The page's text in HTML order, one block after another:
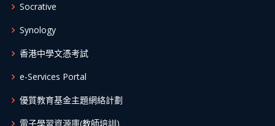
Socrative
Synology
香港中學文憑考試
e-Services Portal
優質教育基金主題網絡計劃
電子學習資源庫(教師培訓)